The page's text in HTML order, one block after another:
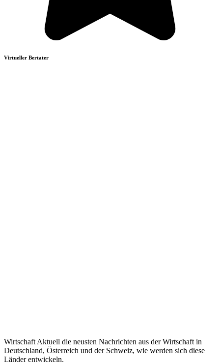
Virtueller Bertater
Wirtschaft Aktuell die neusten Nachrichten aus der Wirtschaft in
Deutschland, Österreich und der Schweiz, wie werden sich diese
Länder entwickeln.